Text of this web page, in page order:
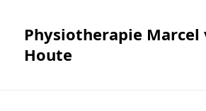
Physiotherapie Marcel
Houte